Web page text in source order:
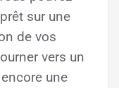
sur une
de vos
vers un
une